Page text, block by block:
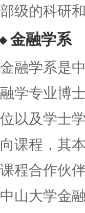
部级的科研
金融学系
金融学系是
融学专业博
位以及学士
向课程，其
课程合作伙伴
中山大学金